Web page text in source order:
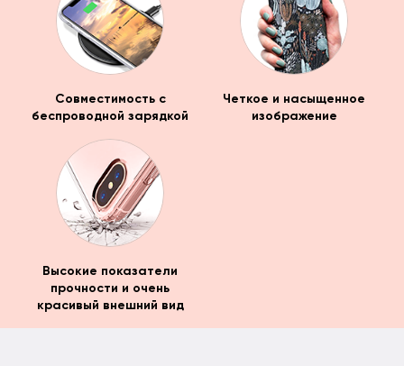
Совместимость с
беспроводной зарядкой
Четкое и насыщенное
изображение
Высокие показатели
прочности и очень
красивый внешний вид